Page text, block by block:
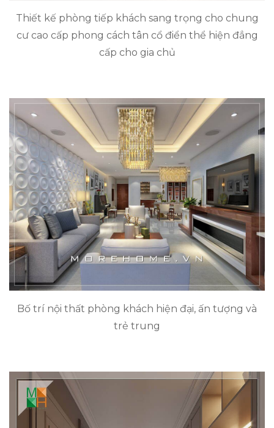
Thiết kế phòng tiếp khách sang trọng cho chung
cư cao cấp phong cách tân cổ điển thể hiện đẳng
cấp cho gia chủ
Bố trí nội thất phòng khách hiện đại, ấn tượng và
trẻ trung